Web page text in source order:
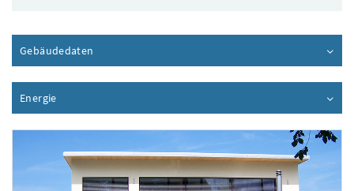
Gebäudedaten
Energie